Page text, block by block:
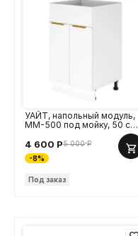
УАЙТ, напольный модуль,
ММ-500 под мойку, 50 см,
4 600 Р5 000 Р
-8%
Под заказ